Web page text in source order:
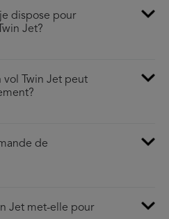
dispose pour
Jet?
vol Twin Jet peut
de
Jet met-elle pour